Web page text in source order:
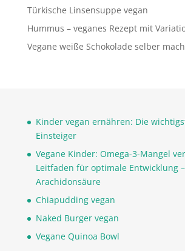
Türkische Linsensuppe vegan
Hummus – veganes Rezept mit
Vegane weiße Schokolade selber
Kinder vegan ernähren: Die
Einsteiger
Vegane Kinder: Omega-3-Mangel
Leitfaden für optimale Entwicklung
Arachidonsäure
Chiapudding vegan
Naked Burger vegan
Vegane Quinoa Bowl